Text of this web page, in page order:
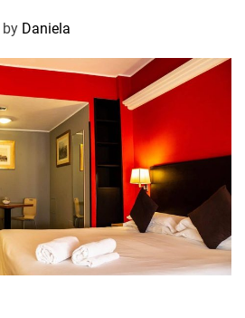
by Daniela